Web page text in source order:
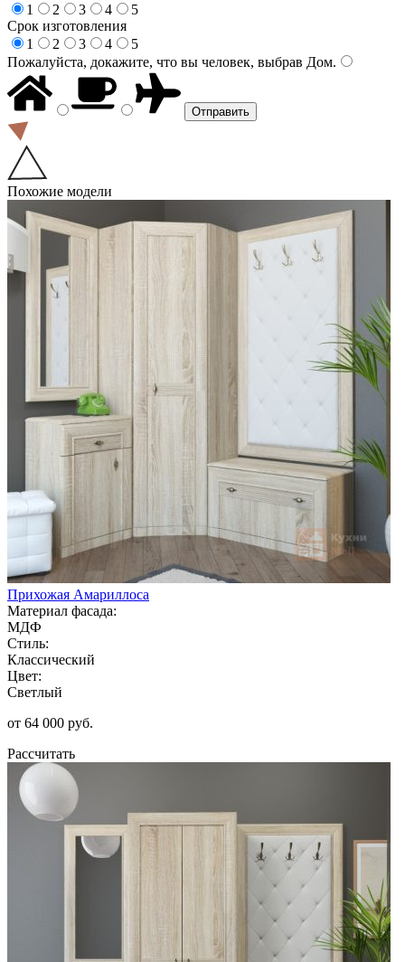
1
2 3 4
5
Срок изготовления
1
2 3 4
5
Пожалуйста, докажите, что вы человек, выбрав Дом.
Похожие модели
Прихожая Амариллоса
Материал фасада:
МДФ
Стиль:
Классический
Цвет:
Светлый
от 64 000 руб.
Рассчитать